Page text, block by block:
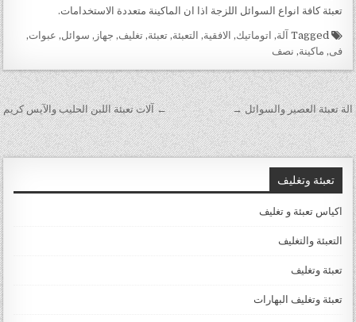
تعبئة كافة انواع السوائل اللزجة اذا ان الماكينة متعددة الاستخدامات.
Tagged آلة, اتوماتيك, الافقية, التعبئة,تعبئة,تغليف, جهاز , سوائل, عبوات,
فى, ماكينة, نصف
تصفّح المقالات ← آلات تعبئة اللبن الحليب والآيس كريم الة تعبئة العصير والسوائل →
تعبئة وتغليف
اكياس تعبئة و تغليف
التعبئة والتغليف
تعبئة وتغليف
تعبئة وتغليف البهارات